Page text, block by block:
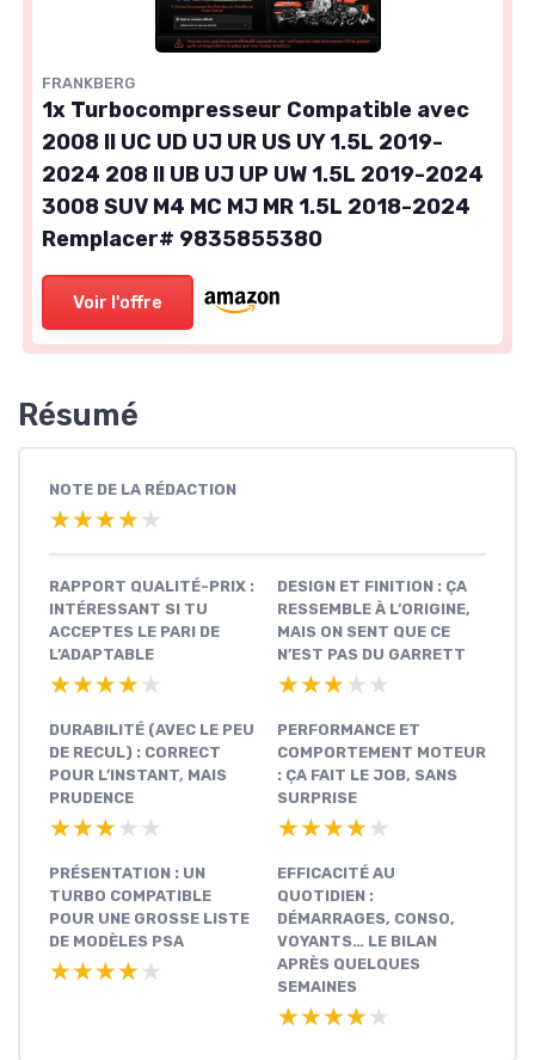
FRANKBERG
1x Turbocompresseur Compatible avec
2008 II UC UD UJ UR US UY 1.5L 2019-
2024 208 II UB UJ UP UW 1.5L 2019-2024
3008 SUV M4 MC MJ MR 1.5L 2018-2024
Remplacer# 9835855380
Voir l'offre
Résumé
NOTE DE LA RÉDACTION
★★★★★
★★★★★
RAPPORT QUALITÉ-PRIX :
INTÉRESSANT SI TU
ACCEPTES LE PARI DE
L’ADAPTABLE
★★★★★
★★★★★
DESIGN ET FINITION : ÇA
RESSEMBLE À L’ORIGINE,
MAIS ON SENT QUE CE
N’EST PAS DU GARRETT
★★★★★
★★★★★
DURABILITÉ (AVEC LE PEU
DE RECUL) : CORRECT
POUR L’INSTANT, MAIS
PRUDENCE
★★★★★
★★★★★
PERFORMANCE ET
COMPORTEMENT MOTEUR
: ÇA FAIT LE JOB, SANS
SURPRISE
★★★★★
★★★★★
PRÉSENTATION : UN
TURBO COMPATIBLE
POUR UNE GROSSE LISTE
DE MODÈLES PSA
★★★★★
★★★★★
EFFICACITÉ AU
QUOTIDIEN :
DÉMARRAGES, CONSO,
VOYANTS… LE BILAN
APRÈS QUELQUES
SEMAINES
★★★★★
★★★★★